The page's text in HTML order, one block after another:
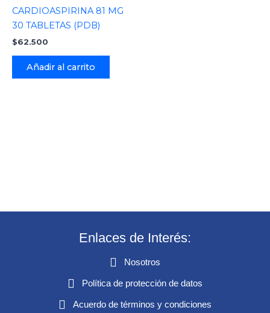
CARDIOASPIRINA 81 MG
30 TABLETAS (PDB)
$62.500
Añadir al carrito
Enlaces de Interés:
Nosotros
Política de protección de datos
Acuerdo de términos y condiciones